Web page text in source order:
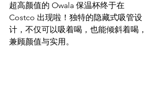
超高颜值的 Owala 保温杯终于在
Costco 出现啦！独特的隐藏式吸管设
计，不仅可以吸着喝，也能倾斜着喝，
兼顾颜值与实用。